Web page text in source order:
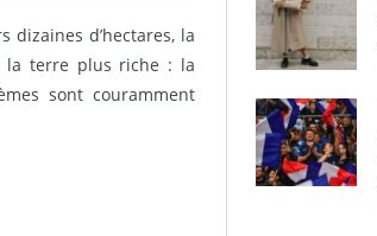
dizaines d’hectares, la
la terre plus riche : la
sont couramment